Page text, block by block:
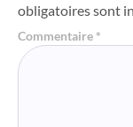
obligatoires sont
Commentaire *